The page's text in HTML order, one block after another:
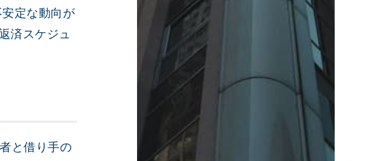
定な動向が
済スケジュ
と借り手の